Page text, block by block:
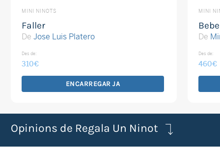
MINI NINOTS
Faller
De Jose Luis Platero
Des de:
310€
ENCARREGAR JA
MINI
De
Des de:
460€
Opinions de Regala Un Ninot